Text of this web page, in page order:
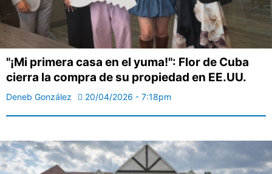
"¡Mi primera casa en el yuma!": Flor de Cuba
cierra la compra de su propiedad en EE.UU.
Deneb González 20/04/2026 - 7:18pm